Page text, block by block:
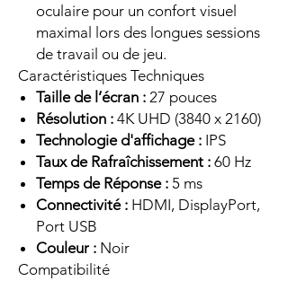
oculaire pour un confort visuel
maximal lors des longues sessions
de travail ou de jeu.
Caractéristiques Techniques
Taille de l’écran : 27 pouces
Résolution : 4K UHD (3840 x 2160)
Technologie d'affichage : IPS
Taux de Rafraîchissement : 60 Hz
Temps de Réponse : 5 ms
Connectivité : HDMI, DisplayPort,
Port USB
Couleur : Noir
Compatibilité